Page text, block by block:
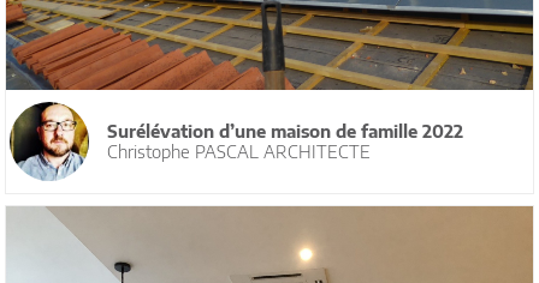
Surélévation d’une maison de famille 2022
Christophe PASCAL ARCHITECTE